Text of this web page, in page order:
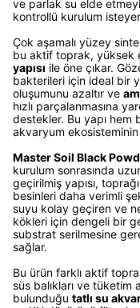
ve parlak su elde
kontrollü kurulum
Çok aşamalı yüzey
bu aktif toprak, yüksek
yapısı ile öne çıkar.
bakterileri için ideal bir
oluşumunu azaltır ve
hızlı parçalanmasına
destekler. Bu yapı hem
akvaryum ekosisteminin
Master Soil Black
kurulum sonrasında
geçirilmiş yapısı,
besinleri daha verimli
suyu kolay geçiren ve
kökleri için dengeli bir
substrat serilmesine
sağlar.
Bu ürün farklı aktif
süs balıkları ve tüketim
bulunduğu tatlı su